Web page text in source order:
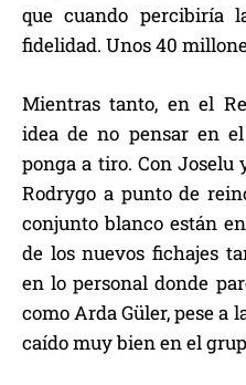
que cuando percibiría
fidelidad. Unos 40
Mientras tanto, en el
idea de no pensar en
ponga a tiro. Con
Rodrygo a punto de
conjunto blanco están
de los nuevos fichajes
en lo personal donde
como Arda Güler, pese a
caído muy bien en el